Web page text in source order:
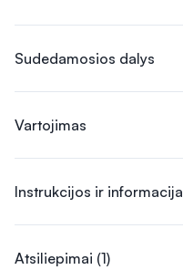
Sudedamosios dalys
Vartojimas
Instrukcijos ir informacija
Atsiliepimai (1)